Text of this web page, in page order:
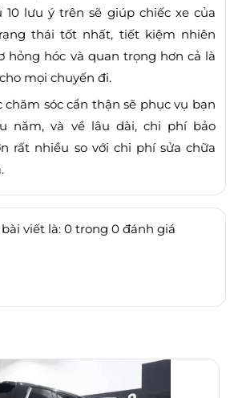
10 lưu ý trên sẽ giúp chiếc xe của
thái tốt nhất, tiết kiệm nhiên
hỏng hóc và quan trọng hơn cả là
mọi chuyến đi.
chăm sóc cẩn thận sẽ phục vụ bạn
năm, và về lâu dài, chi phí bảo
rất nhiều so với chi phí sửa chữa
viết là: 0 trong 0 đánh giá